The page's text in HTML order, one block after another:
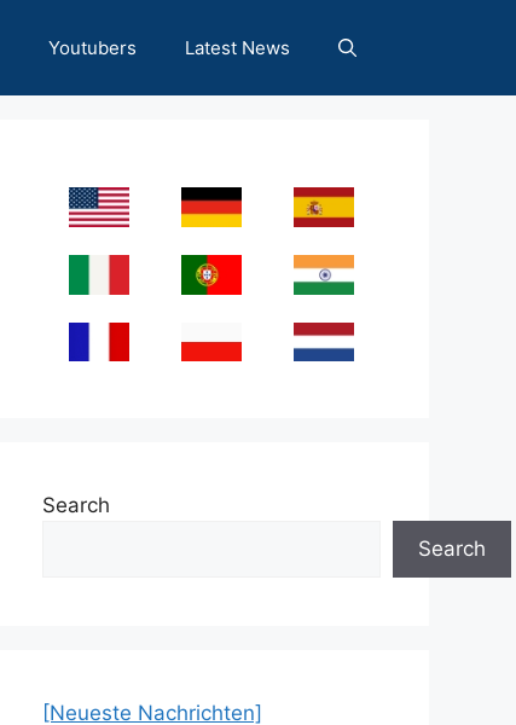
Youtubers Latest News
Search
Search
[Neueste Nachrichten]